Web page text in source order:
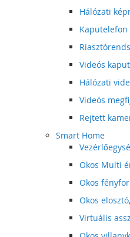
Hálózati
Videós
Hálózati
Videós
Rejtett
Smart Home
Okos Multi
Okos
Okos
Virtuális